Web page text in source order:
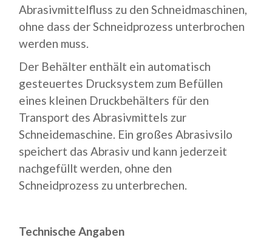
Abrasivmittelfluss zu den Schneidmaschinen,
ohne dass der Schneidprozess unterbrochen
werden muss.
Der Behälter enthält ein automatisch
gesteuertes Drucksystem zum Befüllen
eines kleinen Druckbehälters für den
Transport des Abrasivmittels zur
Schneidemaschine. Ein großes Abrasivsilo
speichert das Abrasiv und kann jederzeit
nachgefüllt werden, ohne den
Schneidprozess zu unterbrechen.
Technische Angaben